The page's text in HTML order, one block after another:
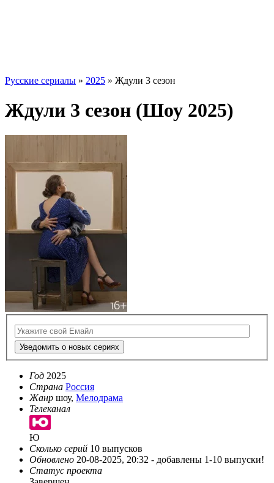
Русские сериалы » 2025 » Ждули 3 сезон
Ждули 3 сезон (Шоу 2025)
Уведомить о новых сериях
Год 2025
Страна Россия
Жанр шоу, Мелодрама
Телеканал
Ю
Сколько серий 10 выпусков
Обновлено 20-08-2025, 20:32 - добавлены 1-10 выпуски!
Статус проекта